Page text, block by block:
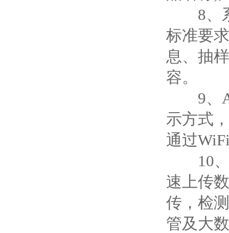
8、系
标准要
息、抽
容。
9、A4
示方式
通过
10、
速上传
传，检
管及大